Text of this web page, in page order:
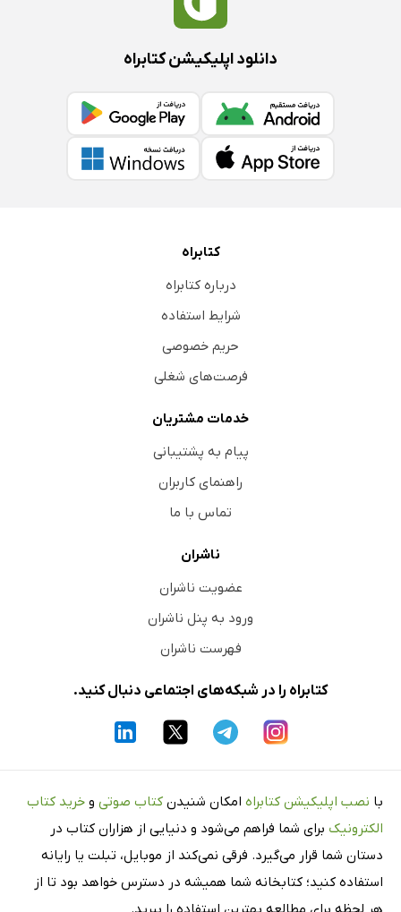
دانلود اپلیکیشن کتابراه
کتابراه
درباره کتابراه
شرایط استفاده
حریم خصوصی
فرصت‌های شغلی
خدمات مشتریان
پیام به پشتیبانی
راهنمای کاربران
تماس با ما
ناشران
عضویت ناشران
ورود به پنل ناشران
فهرست ناشران
کتابراه را در شبکه‌های اجتماعی دنبال کنید.
با نصب اپلیکیشن کتابراه امکان شنیدن کتاب صوتی و خرید کتاب
الکترونیک برای شما فراهم می‌شود و دنیایی از هزاران کتاب در
دستان شما قرار می‌گیرد. فرقی نمی‌کند از موبایل، تبلت یا رایانه
استفاده کنید؛ کتابخانه شما همیشه در دسترس خواهد بود تا از